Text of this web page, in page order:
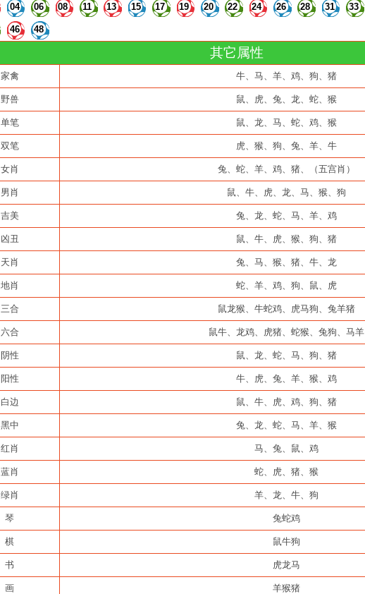
04 06 08 11 13 15 17 19 20 22 24 26 28 31 33
46 48
其它属性
家禽 牛、马、羊、鸡、狗、猪
野兽 鼠、虎、兔、龙、蛇、猴
单笔 鼠、龙、马、蛇、鸡、猴
双笔 虎、猴、狗、兔、羊、牛
女肖 兔、蛇、羊、鸡、猪、（五宫肖）
男肖 鼠、牛、虎、龙、马、猴、狗
吉美 兔、龙、蛇、马、羊、鸡
凶丑 鼠、牛、虎、猴、狗、猪
天肖 兔、马、猴、猪、牛、龙
地肖 蛇、羊、鸡、狗、鼠、虎
三合 鼠龙猴、牛蛇鸡、虎马狗、兔羊猪
六合 鼠牛、龙鸡、虎猪、蛇猴、兔狗、马羊
阴性 鼠、龙、蛇、马、狗、猪
阳性 牛、虎、兔、羊、猴、鸡
白边 鼠、牛、虎、鸡、狗、猪
黑中 兔、龙、蛇、马、羊、猴
红肖 马、兔、鼠、鸡
蓝肖 蛇、虎、猪、猴
绿肖 羊、龙、牛、狗
琴 兔蛇鸡
棋 鼠牛狗
书 虎龙马
画 羊猴猪